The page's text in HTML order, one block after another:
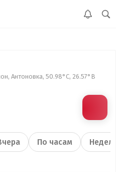
Антоновка, 50.98°С, 26.57°В
По часам